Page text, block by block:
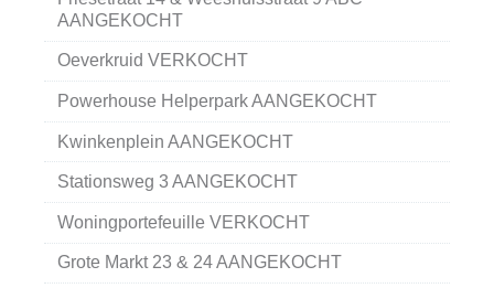
AANGEKOCHT
Oeverkruid VERKOCHT
Powerhouse Helperpark AANGEKOCHT
Kwinkenplein AANGEKOCHT
Stationsweg 3 AANGEKOCHT
Woningportefeuille VERKOCHT
Grote Markt 23 & 24 AANGEKOCHT